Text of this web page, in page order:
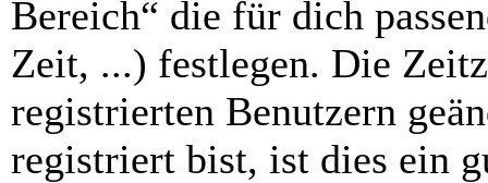
Bereich“ die für dich
Zeit, ...) festlegen. Die
registrierten Benutzern
registriert bist, ist dies ein